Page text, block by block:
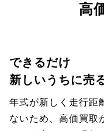
高
できるだけ
新しいうちに売
年式が新しく走行距
ないため、高価買取